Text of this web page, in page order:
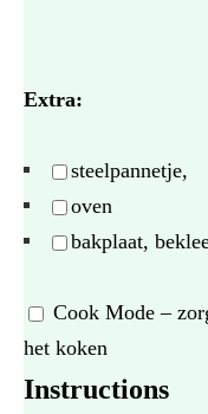
Extra:
steelpannetje,
oven
bakplaat,
Cook Mode –
het koken
Instructions